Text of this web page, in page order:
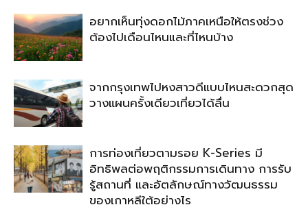
อยากเห็นทุ่งดอกไม้ภาคเหนือให้ตรงช่วง
ต้องไปเดือนไหนและที่ไหนบ้าง
จากกรุงเทพไปหงสาวดีแบบไหนสะดวกสุด
วางแผนครั้งเดียวเที่ยวได้ลื่น
การท่องเที่ยวตามรอย K-Series มี
อิทธิพลต่อพฤติกรรมการเดินทาง การรับ
รู้สถานที่ และอัตลักษณ์ทางวัฒนธรรม
ของเกาหลีใต้อย่างไร